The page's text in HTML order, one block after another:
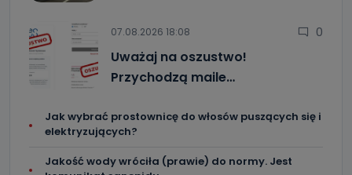
07.08.2026 18:08 0
Uważaj na oszustwo!
Przychodzą maile…
Jak wybrać prostownicę do włosów puszących się i
elektryzujących?
Jakość wody wróciła (prawie) do normy. Jest